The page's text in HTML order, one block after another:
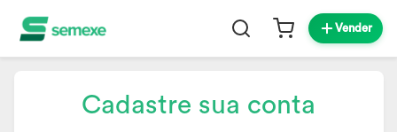
Vender
Cadastre sua conta